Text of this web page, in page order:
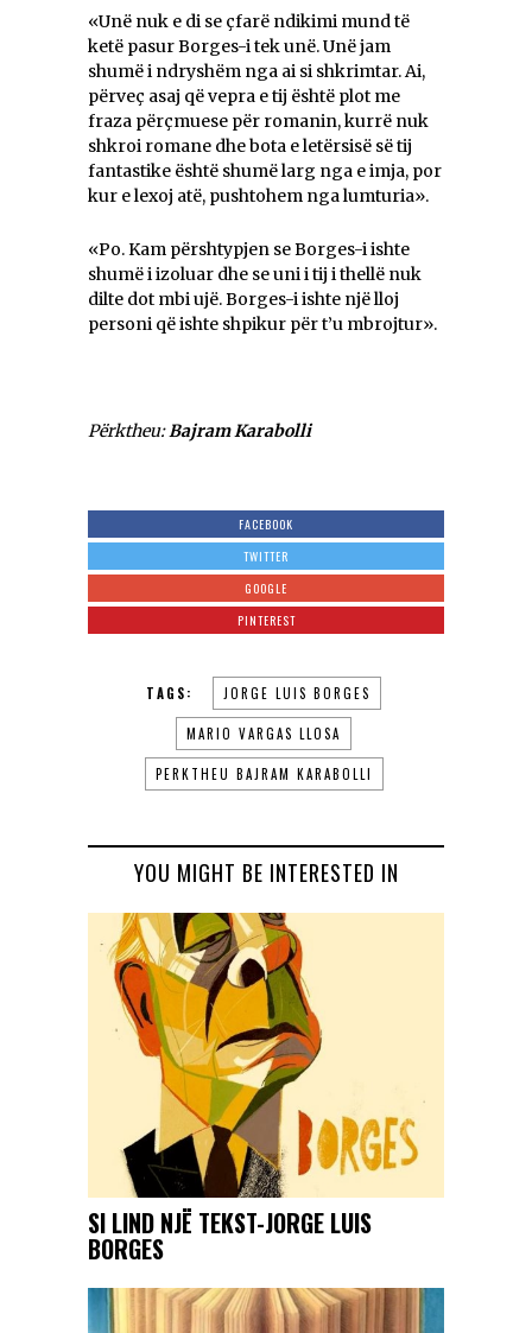
«Unë nuk e di se çfarë ndikimi mund të
ketë pasur Borges-i tek unë. Unë jam
shumë i ndryshëm nga ai si shkrimtar. Ai,
përveç asaj që vepra e tij është plot me
fraza përçmuese për romanin, kurrë nuk
shkroi romane dhe bota e letërsisë së tij
fantastike është shumë larg nga e imja, por
kur e lexoj atë, pushtohem nga lumturia».
«Po. Kam përshtypjen se Borges-i ishte
shumë i izoluar dhe se uni i tij i thellë nuk
dilte dot mbi ujë. Borges-i ishte një lloj
personi që ishte shpikur për t’u mbrojtur».
Përktheu:Bajram Karabolli
FACEBOOK
TWITTER
GOOGLE
PINTEREST
TAGS: JORGE LUIS BORGES
MARIO VARGAS LLOSA
PERKTHEU BAJRAM KARABOLLI
YOU MIGHT BE INTERESTED IN
SI LIND NJË TEKST-JORGE LUIS
BORGES